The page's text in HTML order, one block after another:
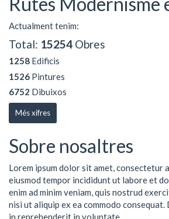
Actualment tenim:
Total: 15254 Obres
1258 Edificis
1526 Pintures
6752 Dibuixos
Més xifres
Sobre nosaltres
Lorem ipsum dolor sit amet, consectetur
eiusmod tempor incididunt ut labore et
enim ad minim veniam, quis nostrud
nisi ut aliquip ex ea commodo
in reprehenderit in voluptate ...